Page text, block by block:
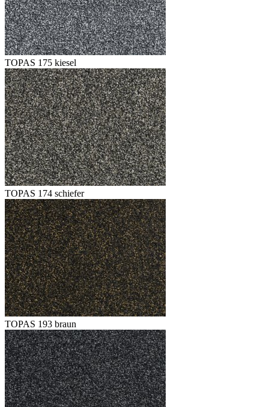
TOPAS 175 kiesel
TOPAS 174 schiefer
TOPAS 193 braun